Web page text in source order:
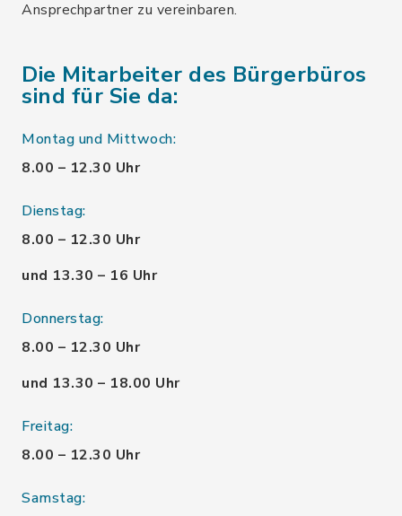
Ansprechpartner zu vereinbaren.
Die Mitarbeiter des Bürgerbüros
sind für Sie da:
Montag und Mittwoch:
8.00 – 12.30 Uhr
Dienstag:
8.00 – 12.30 Uhr
und 13.30 – 16 Uhr
Donnerstag:
8.00 – 12.30 Uhr
und 13.30 – 18.00 Uhr
Freitag:
8.00 – 12.30 Uhr
Samstag: